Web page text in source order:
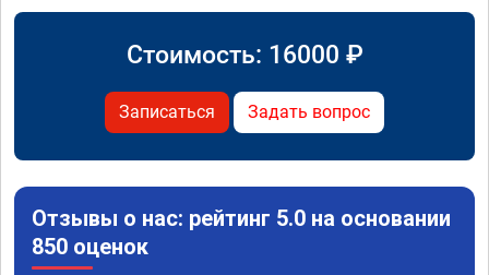
Стоимость: 16000 ₽
Записаться Задать вопрос
Отзывы о нас: рейтинг 5.0 на основании
850 оценок